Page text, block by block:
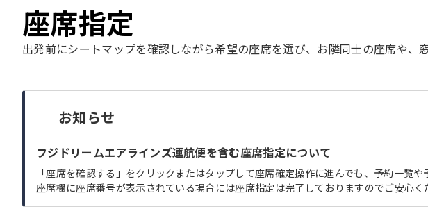
座席指定
出発前にシートマップを確認しながら希望の座席を選び、お隣同士の座席や、
お知らせ
フジドリームエアラインズ運航便を含む座席指定について
「座席を確認する」をクリックまたはタップして座席確定操作に進んでも、予約一覧
座席欄に座席番号が表示されている場合には座席指定は完了しておりますのでご安心く